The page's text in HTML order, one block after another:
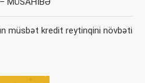
müsbət kredit reytinqini növbəti